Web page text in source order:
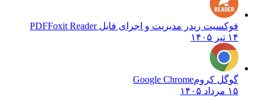
فوکسیت ریدر مدیریت و اجرای فایل PDFFoxit Reader
۱۴ تیر ۱۴۰۵
گوگل کرومGoogle Chrome
۱۵ مرداد ۱۴۰۵